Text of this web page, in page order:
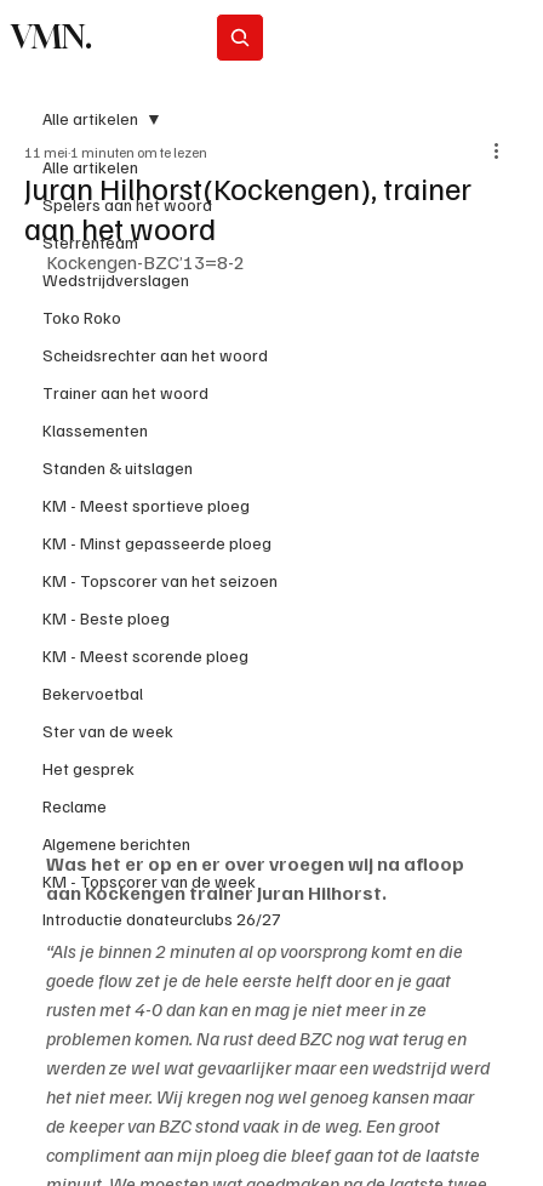
VMN.
Alle artikelen
Spelers aan het woord
Sterrenteam
Wedstrijdverslagen
Toko Roko
Scheidsrechter aan het woord
Trainer aan het woord
Klassementen
Standen & uitslagen
KM - Meest sportieve ploeg
KM - Minst gepasseerde ploeg
KM - Topscorer van het seizoen
KM - Beste ploeg
KM - Meest scorende ploeg
Bekervoetbal
Ster van de week
Het gesprek
Reclame
Algemene berichten
KM - Topscorer van de week
Introductie donateurclubs 26/27
Alle artikelen
Juran Hilhorst(Kockengen), trainer
aan het woord
11 mei 1 minuten om te lezen
Kockengen-BZC’13=8-2
Was het er op en er over vroegen wij na afloop
aan Kockengen trainer Juran Hilhorst.
“Als je binnen 2 minuten al op voorsprong komt en die
goede flow zet je de hele eerste helft door en je gaat
rusten met 4-0 dan kan en mag je niet meer in ze
problemen komen. Na rust deed BZC nog wat terug en
werden ze wel wat gevaarlijker maar een wedstrijd werd
het niet meer. Wij kregen nog wel genoeg kansen maar
de keeper van BZC stond vaak in de weg. Een groot
compliment aan mijn ploeg die bleef gaan tot de laatste